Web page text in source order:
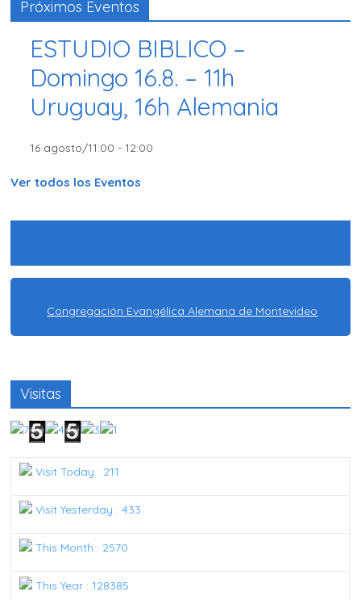
Próximos Eventos
ESTUDIO BIBLICO –
Domingo 16.8. – 11h
Uruguay, 16h Alemania
16 agosto/11:00 -12:00
Ver todos los Eventos
Congregación Evangélica Alemana de Montevideo
Visitas
Visit Today : 211
Visit Yesterday : 433
This Month : 2570
This Year : 128385